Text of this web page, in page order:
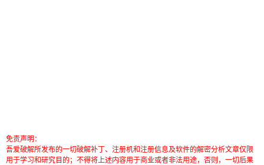
免责声明：
吾爱破解所发布的一切破解补丁、注册机和注册信息及软件的解密分析文章仅限
用于学习和研究目的；不得将上述内容用于商业或者非法用途，否则，一切后果